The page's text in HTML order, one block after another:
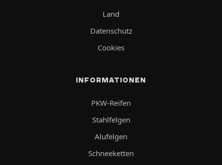
Land
Datenschutz
Cookies
INFORMATIONEN
PKW-Reifen
Stahlfelgen
Alufelgen
Schneeketten